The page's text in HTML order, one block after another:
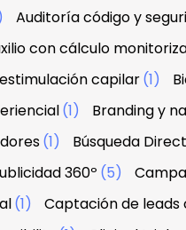
Auditoría código y
con cálculo
capilar(1)
(1) Branding y
(1) Búsqueda
360º (5)
(1) Captación de leads